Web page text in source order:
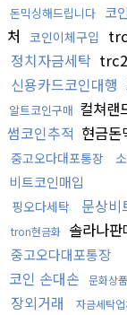
돈믹싱해드립니다 코
처 코인이체구입
정치자금세탁
신용카드코인대행
알트코인구매 컬쳐랜
썸코인추적 현금돈
중고오다대포통장
비트코인매입
핑오다세탁 문상비
tron현금화 솔라나판
중고오다대포통장
코인 손대손 문화상
장외거래 자금세탁업